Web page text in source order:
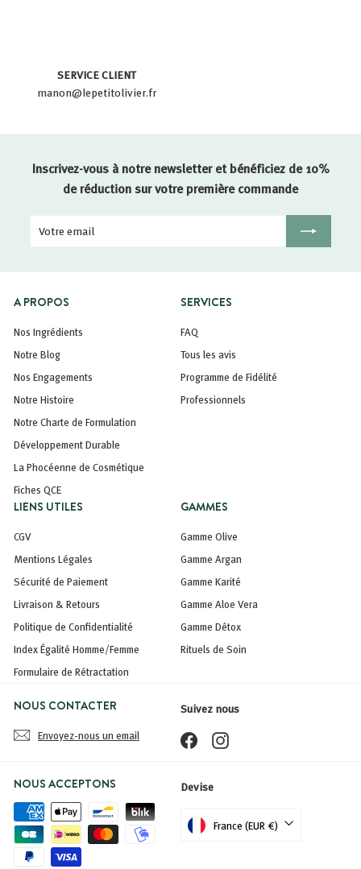
SERVICE CLIENT
manon@lepetitolivier.fr
Inscrivez-vous à notre newsletter et bénéficiez de 10%
de réduction sur votre première commande
Votre
Inscription
A PROPOS
Nos Ingrédients
Notre Blog
Nos Engagements
Notre Histoire
Notre Charte de Formulation
Développement Durable
La Phocéenne de Cosmétique
Fiches QCE
SERVICES
FAQ
Tous les avis
Programme de Fidélité
Professionnels
LIENS UTILES
CGV
Mentions Légales
Sécurité de Paiement
Livraison & Retours
Politique de Confidentialité
Index Égalité Homme/Femme
Formulaire de Rétractation
GAMMES
Gamme Olive
Gamme Argan
Gamme Karité
Gamme Aloe Vera
Gamme Détox
Rituels de Soin
NOUS CONTACTER
Envoyez-nous un email
Suivez nous
FacebookInstagram
NOUS ACCEPTONS Devise
France (EUR €)